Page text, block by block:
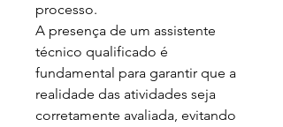
processo.
A presença de um assistente
técnico qualificado é
fundamental para garantir que a
realidade das atividades seja
corretamente avaliada, evitando